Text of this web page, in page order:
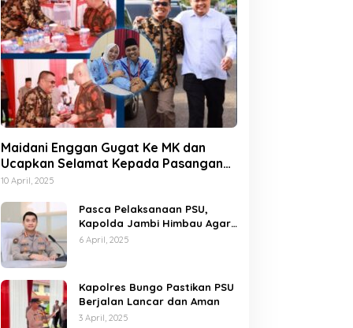
Maidani Enggan Gugat Ke MK dan
Ucapkan Selamat Kepada Pasangan
Dedy-Dayat
10 April, 2025
Pasca Pelaksanaan PSU,
Kapolda Jambi Himbau Agar
Semua Pihak Jaga Situasi
6 April, 2025
Kapolres Bungo Pastikan PSU
Berjalan Lancar dan Aman
3 April, 2025